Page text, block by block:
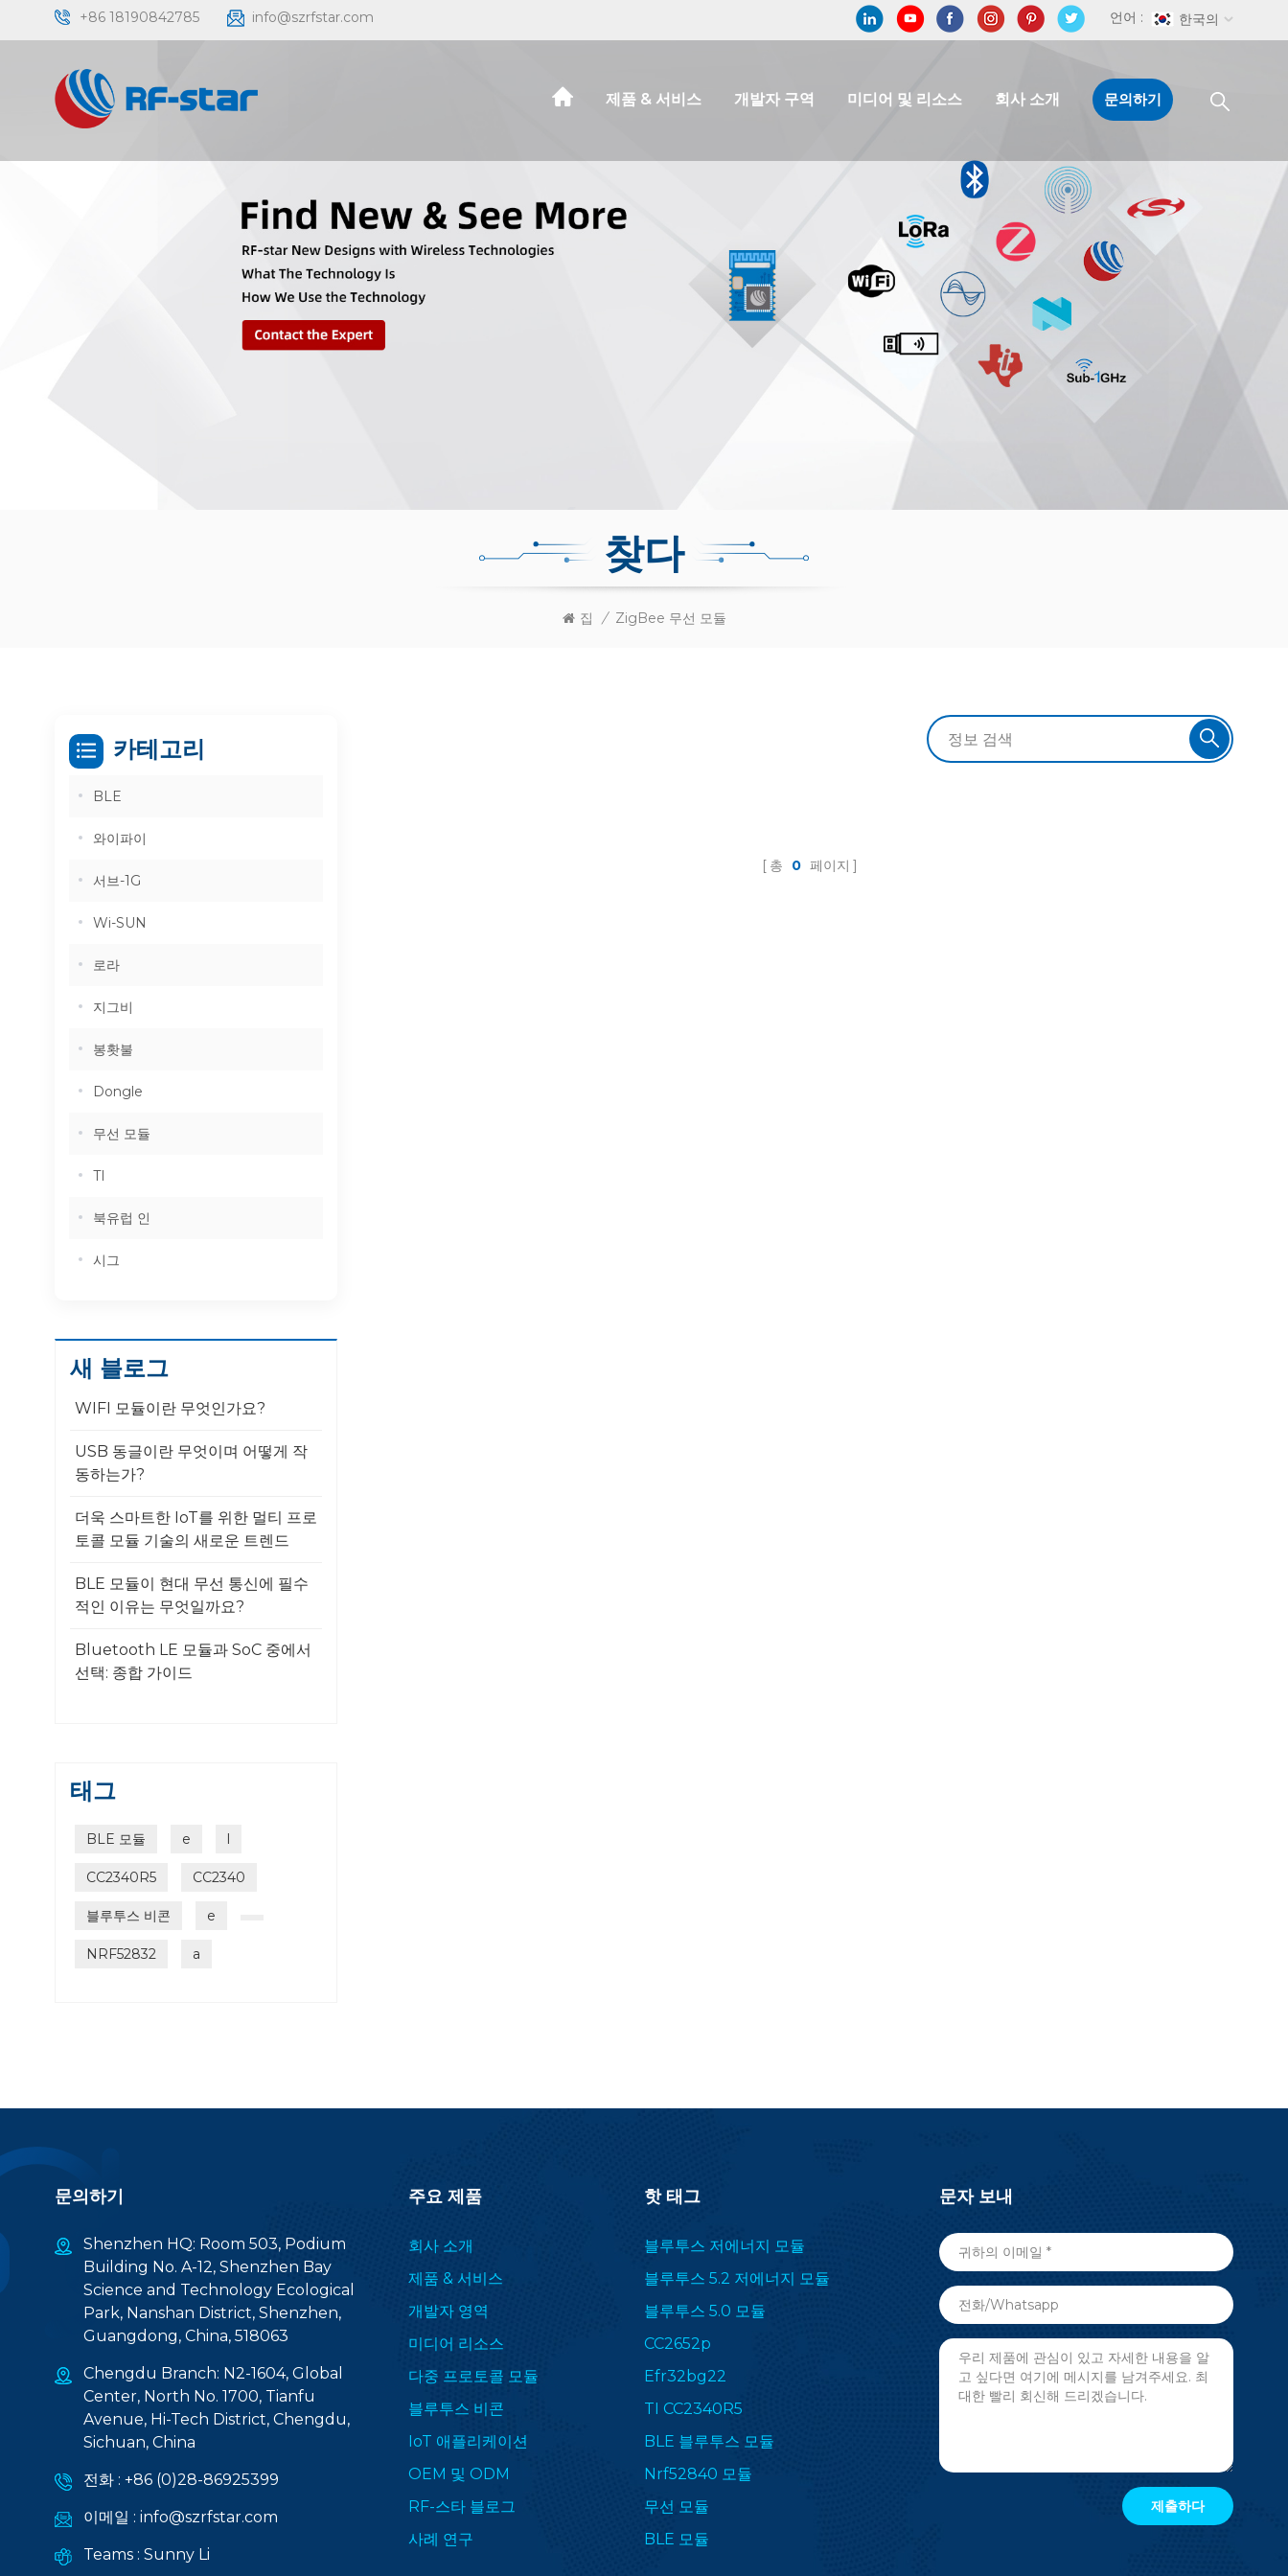
+86 18190842785 info@szrfstar.com 언어 : 한국의
제품 & 서비스 개발자 구역 미디어 및 리소스 회사 소개 문의하기
찾다
집 / ZigBee 무선 모듈
총 0 페이지
카테고리
BLE
와이파이
서브-1G
Wi-SUN
로라
지그비
봉홧불
Dongle
무선 모듈
TI
북유럽 인
시그
새 블로그
WIFI 모듈이란 무엇인가요?
USB 동글이란 무엇이며 어떻게 작
동하는가?
더욱 스마트한 IoT를 위한 멀티 프로
토콜 모듈 기술의 새로운 트렌드
BLE 모듈이 현대 무선 통신에 필수
적인 이유는 무엇일까요?
Bluetooth LE 모듈과 SoC 중에서
선택: 종합 가이드
태그
BLE 모듈 e
CC2340R5 CC2340
블루투스 비콘 e
NRF52832 a
문의하기
Shenzhen HQ: Room 503, Podium
Building No. A-12, Shenzhen Bay
Science and Technology Ecological
Park, Nanshan District, Shenzhen,
Guangdong, China, 518063
Chengdu Branch: N2-1604, Global
Center, North No. 1700, Tianfu
Avenue, Hi-Tech District, Chengdu,
Sichuan, China
전화 : +86 (0)28-86925399
이메일 : info@szrfstar.com
Teams : Sunny Li
주요 제품
회사 소개
제품 & 서비스
개발자 영역
미디어 리소스
다중 프로토콜 모듈
블루투스 비콘
IoT 애플리케이션
OEM 및 ODM
RF-스타 블로그
사례 연구
핫 태그
블루투스 저에너지 모듈
블루투스 5.2 저에너지 모듈
블루투스 5.0 모듈
CC2652p
Efr32bg22
TI CC2340R5
BLE 블루투스 모듈
Nrf52840 모듈
무선 모듈
BLE 모듈
문자 보내